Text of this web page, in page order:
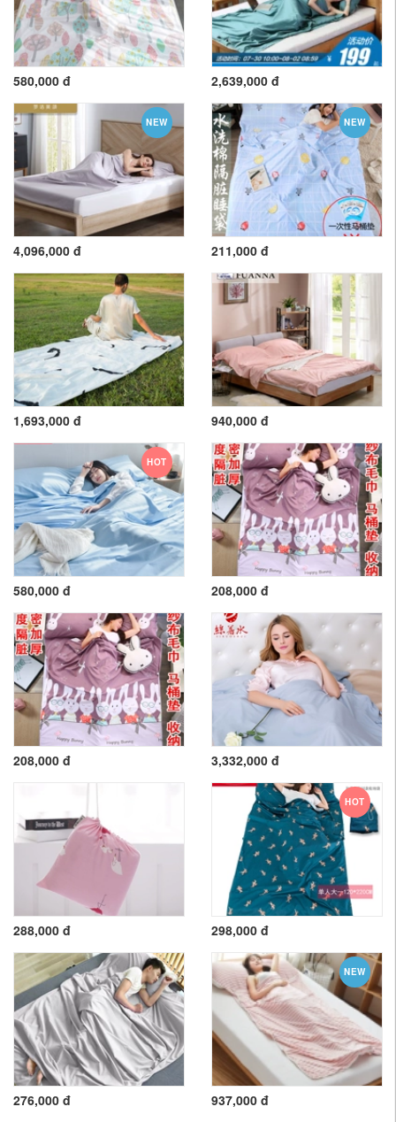
580,000 đ 2,639,000 đ
NEW
4,096,000 đ
NEW
211,000 đ
1,693,000 đ 940,000 đ
HOT
580,000 đ 208,000 đ
208,000 đ 3,332,000 đ
288,000 đ
HOT
298,000 đ
276,000 đ
NEW
937,000 đ